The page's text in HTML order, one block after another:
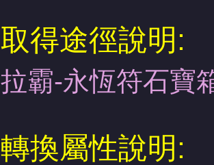
取得途徑說明:
拉霸-永恆符石寶
轉換屬性說明: